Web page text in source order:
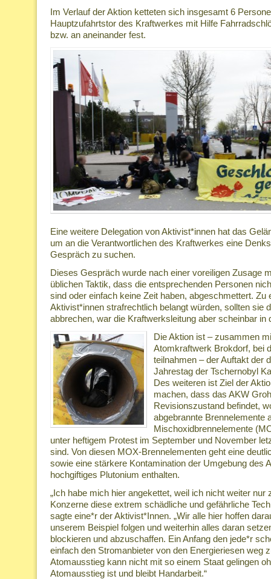
Im Verlauf der Aktion ketteten sich insgesamt 6
Hauptzufahrtstor des Kraftwerkes mit Hilfe
bzw. an aneinander fest.
Eine weitere Delegation von Aktivist*innen hat das
um an die Verantwortlichen des Kraftwerkes eine
Gespräch zu suchen.
Dieses Gespräch wurde nach einer voreiligen Zusage
üblichen Taktik, dass die entsprechenden Personen
sind oder einfach keine Zeit haben, abgeschmettert. Zu
Aktivist*innen strafrechtlich belangt würden, sollten sie
abbrechen, war die Kraftwerksleitung aber scheinbar in
Die Aktion ist – zusammen
Atomkraftwerk Brokdorf, bei
teilnahmen – der Auftakt der
Jahrestag der Tschernobyl
Des weiteren ist Ziel der
machen, dass das AKW
Revisionszustand befindet,
abgebrannte Brennelemente
Mischoxidbrennelemente
unter heftigem Protest im September und November
sind. Von diesen MOX-Brennelementen geht eine
sowie eine stärkere Kontamination der Umgebung des
hochgiftiges Plutonium enthalten.
„Ich habe mich hier angekettet, weil ich nicht weiter nur
Konzerne diese extrem schädliche und gefährliche
sagte eine*r der Aktivist*Innen. „Wir alle hier hoffen
unserem Beispiel folgen und weiterhin alles daran
blockieren und abzuschaffen. Ein Anfang den jede*r
einfach den Stromanbieter von den Energieriesen weg
Atomausstieg kann nicht mit so einem Staat gelingen
Atomausstieg ist und bleibt Handarbeit.“